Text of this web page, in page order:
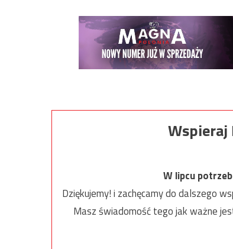
Wspieraj
W lipcu
Dziękujemy! i zachęcamy do dalszego
Masz świadomość tego jak ważne